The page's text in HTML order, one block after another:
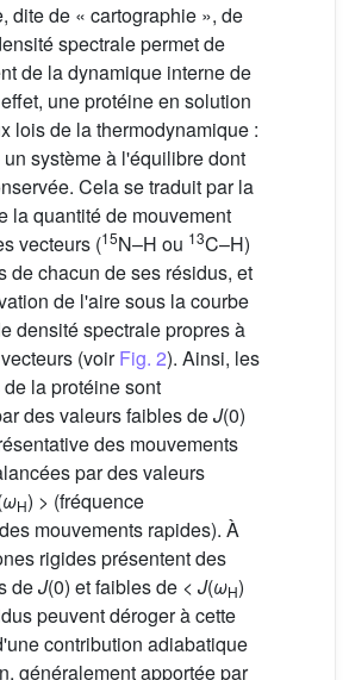
dite de « cartographie », de
spectrale permet de
de la dynamique interne de
une protéine en solution
lois de la thermodynamique :
système à l'équilibre dont
Cela se traduit par la
la quantité de mouvement
vecteurs (15N–H ou 13C–H)
de chacun de ses résidus, et
de l'aire sous la courbe
densité spectrale propres à
(voirFig. 2). Ainsi, les
la protéine sont
des valeurs faibles deJ(0)
des mouvements
par des valeurs
ωH) > (fréquence
mouvements rapides). À
rigides présentent des
deJ(0) et faibles de < J(ωH)
peuvent déroger à cette
contribution adiabatique
généralement apportée par